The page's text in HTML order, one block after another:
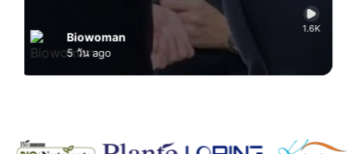
2.4K
Biowoman
1 สัปดาห์ ago